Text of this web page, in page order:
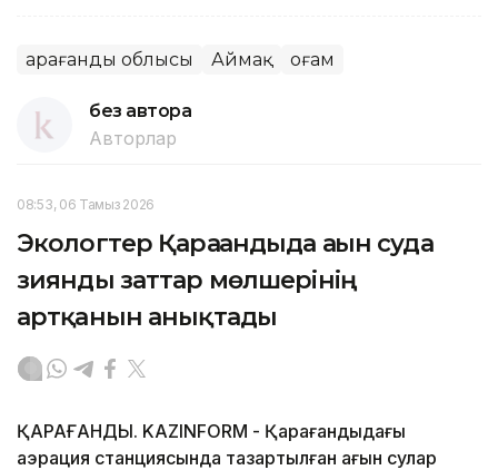
Қарағанды облысы Аймақ Қоғам
без автора
Авторлар
08:53, 06 Тамыз 2026
Экологтер Қарағандыда ағын суда
зиянды заттар мөлшерінің
артқанын анықтады
ҚАРАҒАНДЫ. KAZINFORM - Қарағандыдағы
аэрация станциясында тазартылған ағын сулар